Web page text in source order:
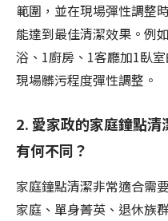
範圍，並在現場彈性調整
能達到最佳清潔效果。例
浴、1廚房、1客廳加1臥
現場髒污程度彈性調整。
2. 愛家政的家庭鐘點
有何不同？
家庭鐘點清潔非常適合需
家庭、單身菁英、退休族